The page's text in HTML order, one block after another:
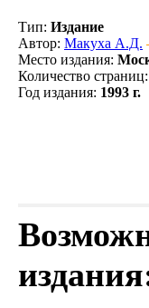
Тип: Издание
Автор: Макуха А.Д.
Место издания:
Количество страниц:
Год издания: 1993 г.